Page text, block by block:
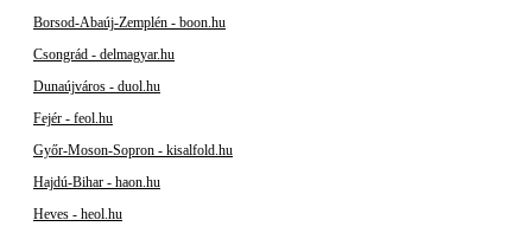
Borsod-Abaúj-Zemplén - boon.hu
Csongrád - delmagyar.hu
Dunaújváros - duol.hu
Fejér - feol.hu
Győr-Moson-Sopron - kisalfold.hu
Hajdú-Bihar - haon.hu
Heves - heol.hu